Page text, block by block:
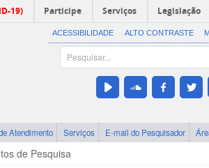
19) Participe Serviços Legislação
ACESSIBILIDADE ALTO CONTRASTE
Atendimento Serviços E-mail do Pesquisador
de Pesquisa